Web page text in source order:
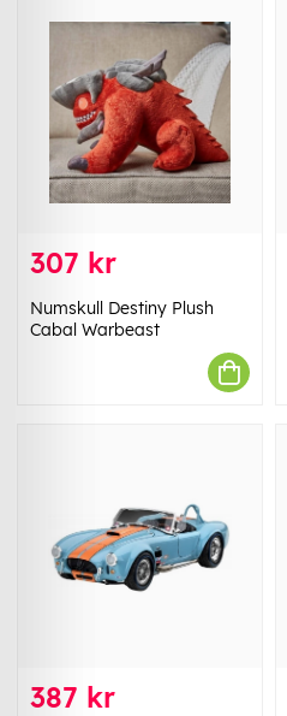
307 kr
Numskull Destiny Plush
Cabal Warbeast
387 kr